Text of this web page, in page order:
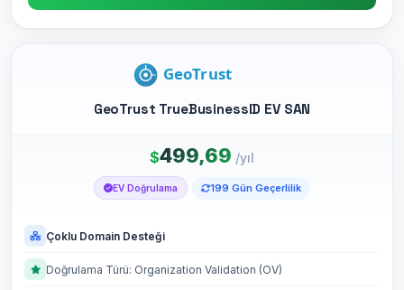
GeoTrust TrueBusinessID EV SAN
$499,69 /yıl
EV Doğrulama 199 Gün Geçerlilik
Çoklu Domain Desteği
Doğrulama Türü: Organization Validation (OV)